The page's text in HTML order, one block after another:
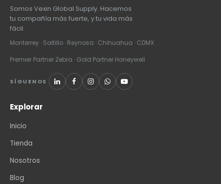
Somos Vexin Global Supply. Hacemos
tu compañía más fuerte, y tu vida más
fácil.
Monterrey · Saltillo · Reynosa · Chihuahua · CDMX
Premier Partner Zebra · Gold Partner Honeywell
SÍGUENOS
Explorar
Inicio
Tienda
Nosotros
Blog